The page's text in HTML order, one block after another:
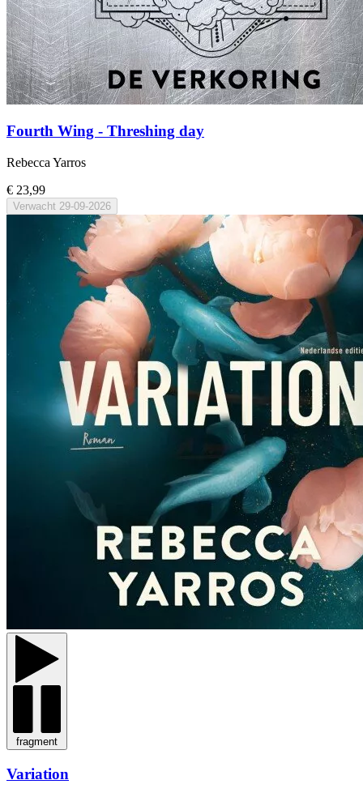
Fourth Wing - Threshing day
Rebecca Yarros
€ 23,99
Verwacht 29-09-2026
fragment
Variation